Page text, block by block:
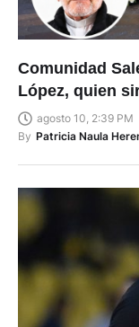
Comunidad
López, quien
agosto 10, 2:39 PM
By Patricia Naula